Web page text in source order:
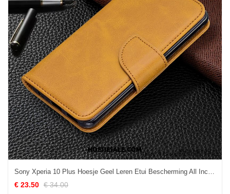
€ 23.50 € 34.00